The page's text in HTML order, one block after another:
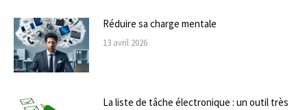
Réduire sa charge mentale
13 avril 2026
La liste de tâche électronique : un outil très